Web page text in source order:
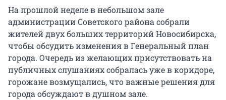
На прошлой неделе в небольшом зале
администрации Советского района собрали
жителей двух больших территорий Новосибирска,
чтобы обсудить изменения в Генеральный план
города. Очередь из желающих присутствовать на
публичных слушаниях собралась уже в коридоре,
горожане возмущались, что важные решения для
города обсуждают в душном зале.